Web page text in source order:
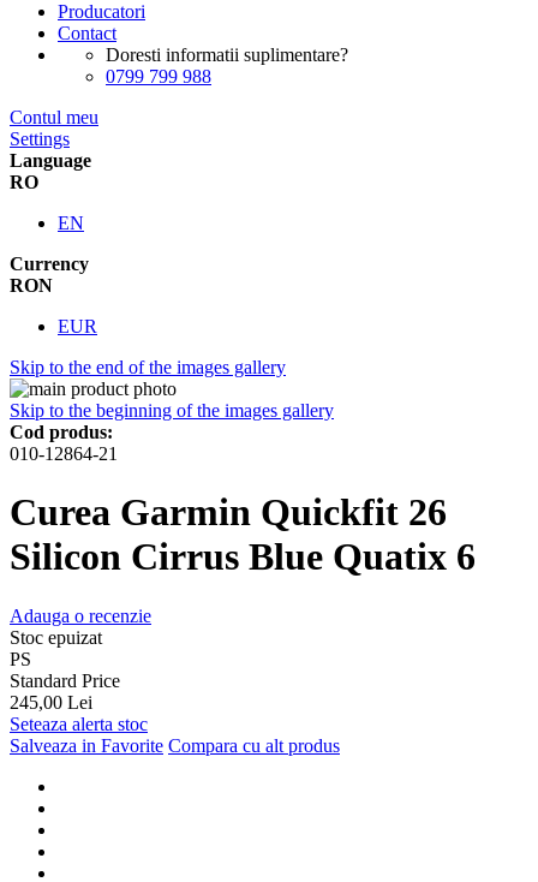
Producatori
Contact
Doresti informatii suplimentare?
0799 799 988
Contul meu
Settings
Language
RO
EN
Currency
RON
EUR
Skip to the end of the images gallery
Skip to the beginning of the images gallery
Cod produs:
010-12864-21
Curea Garmin Quickfit 26
Silicon Cirrus Blue Quatix 6
Adauga o recenzie
Stoc epuizat
PS
Standard Price
245,00 Lei
Seteaza alerta stoc
Salveaza in Favorite Compara cu alt produs